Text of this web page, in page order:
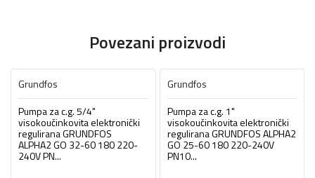
Povezani proizvodi
Grundfos
Pumpa za c.g. 5/4"
visokoučinkovita elektronički
regulirana GRUNDFOS
ALPHA2 GO 32-60 180 220-
240V PN...
Grundfos
Pumpa za c.g. 1"
visokoučinkovita elektronički
regulirana GRUNDFOS ALPHA2
GO 25-60 180 220-240V
PN10...